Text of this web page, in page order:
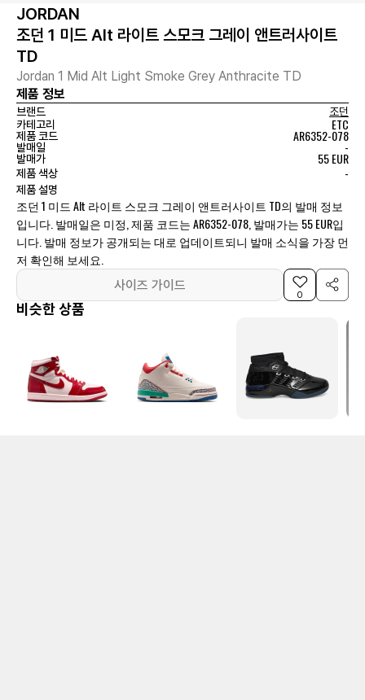
JORDAN
조던 1 미드 Alt 라이트 스모크 그레이 앤트러사이트
TD
Jordan 1 Mid Alt Light Smoke Grey Anthracite TD
제품 정보
브랜드
조던
카테고리
ETC
제품 코드 AR6352-078
발매일 -
발매가 55 EUR
제품 색상 -
제품 설명
조던 1 미드 Alt 라이트 스모크 그레이 앤트러사이트 TD의 발매 정보
입니다. 발매일은 미정, 제품 코드는 AR6352-078, 발매가는 55 EUR입
니다. 발매 정보가 공개되는 대로 업데이트되니 발매 소식을 가장 먼
저 확인해 보세요.
사이즈 가이드
0
비슷한 상품